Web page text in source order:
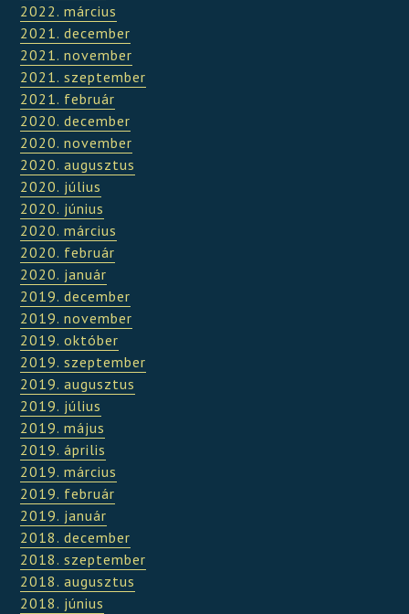
2022. március
2021. december
2021. november
2021. szeptember
2021. február
2020. december
2020. november
2020. augusztus
2020. július
2020. június
2020. március
2020. február
2020. január
2019. december
2019. november
2019. október
2019. szeptember
2019. augusztus
2019. július
2019. május
2019. április
2019. március
2019. február
2019. január
2018. december
2018. szeptember
2018. augusztus
2018. június